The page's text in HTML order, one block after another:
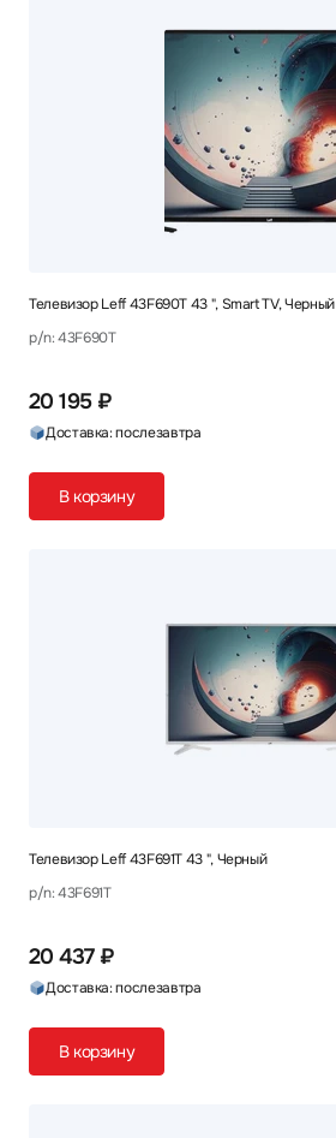
Телевизор Leff 43F690T 43 ", Smart TV, Черный
p/n: 43F690T
20 195 ₽
Доставка: послезавтра
В корзину
Телевизор Leff 43F691T 43 ", Черный
p/n: 43F691T
20 437 ₽
Доставка: послезавтра
В корзину